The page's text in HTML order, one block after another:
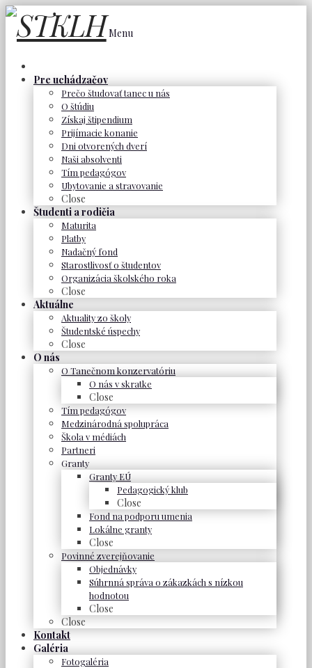
Menu
Pre uchádzačov
Prečo študovať tanec u nás
O štúdiu
Získaj štipendium
Prijímacie konanie
Dni otvorených dverí
Naši absolventi
Tím pedagógov
Ubytovanie a stravovanie
Close
Študenti a rodičia
Maturita
Platby
Nadačný fond
Starostlivosť o študentov
Organizácia školského roka
Close
Aktuálne
Aktuality zo školy
Študentské úspechy
Close
O nás
O Tanečnom konzervatóriu
O nás v skratke
Close
Tím pedagógov
Medzinárodná spolupráca
Škola v médiách
Partneri
Granty
Granty EÚ
Pedagogický klub
Close
Fond na podporu umenia
Lokálne granty
Close
Povinné zverejňovanie
Objednávky
Súhrnná správa o zákazkách s nízkou
hodnotou
Close
Close
Kontakt
Galéria
Fotogaléria